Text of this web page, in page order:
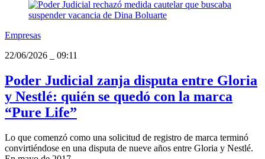
Empresas
22/06/2026
09:11
Poder Judicial zanja disputa entre Gloria
y Nestlé: quién se quedó con la marca
“Pure Life”
Lo que comenzó como una solicitud de registro de marca terminó
convirtiéndose en una disputa de nueve años entre Gloria y Nestlé.